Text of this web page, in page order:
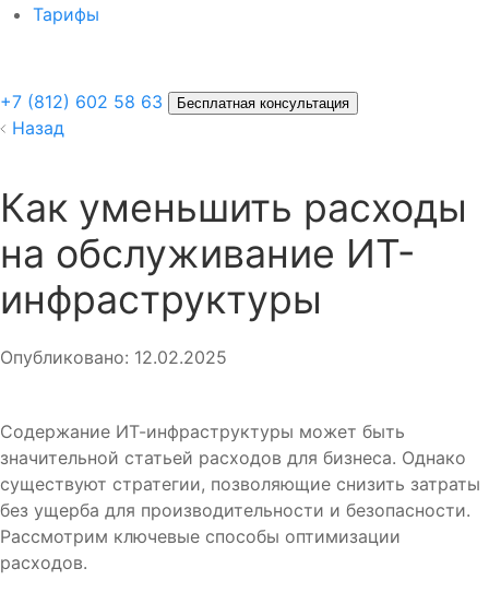
Тарифы
+7 (812) 602 58 63 Бесплатная консультация
Назад
Как уменьшить расходы
на обслуживание ИТ-
инфраструктуры
Опубликовано: 12.02.2025
Содержание ИТ-инфраструктуры может быть
значительной статьей расходов для бизнеса. Однако
существуют стратегии, позволяющие снизить затраты
без ущерба для производительности и безопасности.
Рассмотрим ключевые способы оптимизации
расходов.